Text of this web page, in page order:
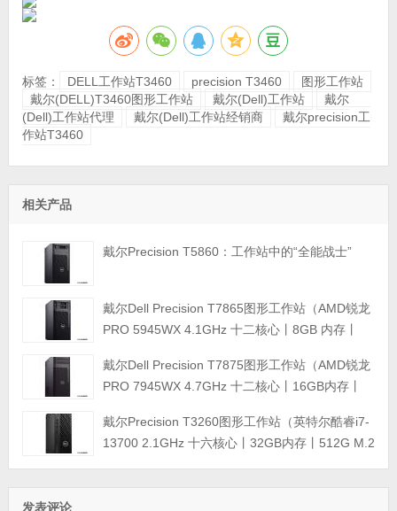
标签： DELL工作站T3460 precision T3460
图形工作站
戴尔(DELL)T3460图形工作站
戴尔(Dell)工作站
戴尔
(Dell)工作站代理
戴尔(Dell)工作站经销商
戴尔precision工
作站T3460
相关产品
戴尔Precision T5860：工作站中的“全能战士”
戴尔Dell Precision T7865图形工作站（AMD锐龙
PRO 5945WX 4.1GHz 十二核心丨8GB 内存丨
丨三年保修）
戴尔Dell Precision T7875图形工作站（AMD锐龙
PRO 7945WX 4.7GHz 十二核心丨16GB内存丨
丨三年质保）
戴尔Precision T3260图形工作站（英特尔酷睿i7-
13700 2.1GHz 十六核心丨32GB内存丨512G M.2
发表评论